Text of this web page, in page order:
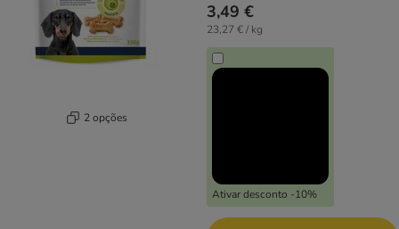
2 opções
3,49 €
23,27 € / kg
Ativar desconto -10%